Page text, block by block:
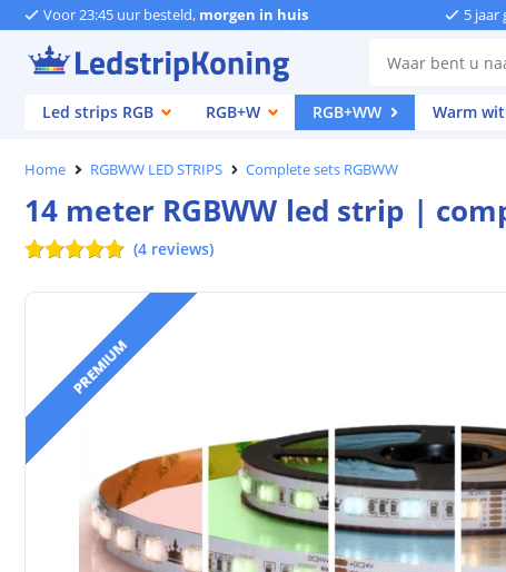
Voor 23:45 uur besteld, morgen in huis 5 jaar
Led strips RGB
RGB+W RGB+WW Warm wit
Home RGBWW LED STRIPS Complete sets RGBWW
14 meter RGBWW led strip |
(4 reviews)
PREMIUM